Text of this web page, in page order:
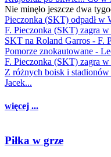
Nie minęło jeszcze dwa
Pieczonka (SKT) odpadł w
F. Pieczonka (SKT) zagra
SKT na Roland Garros - F.
Pomorze znokautowane -
F. Pieczonka (SKT) zagra
Z różnych boisk i stadionów
Jacek...
więcej ...
Piłka w grze